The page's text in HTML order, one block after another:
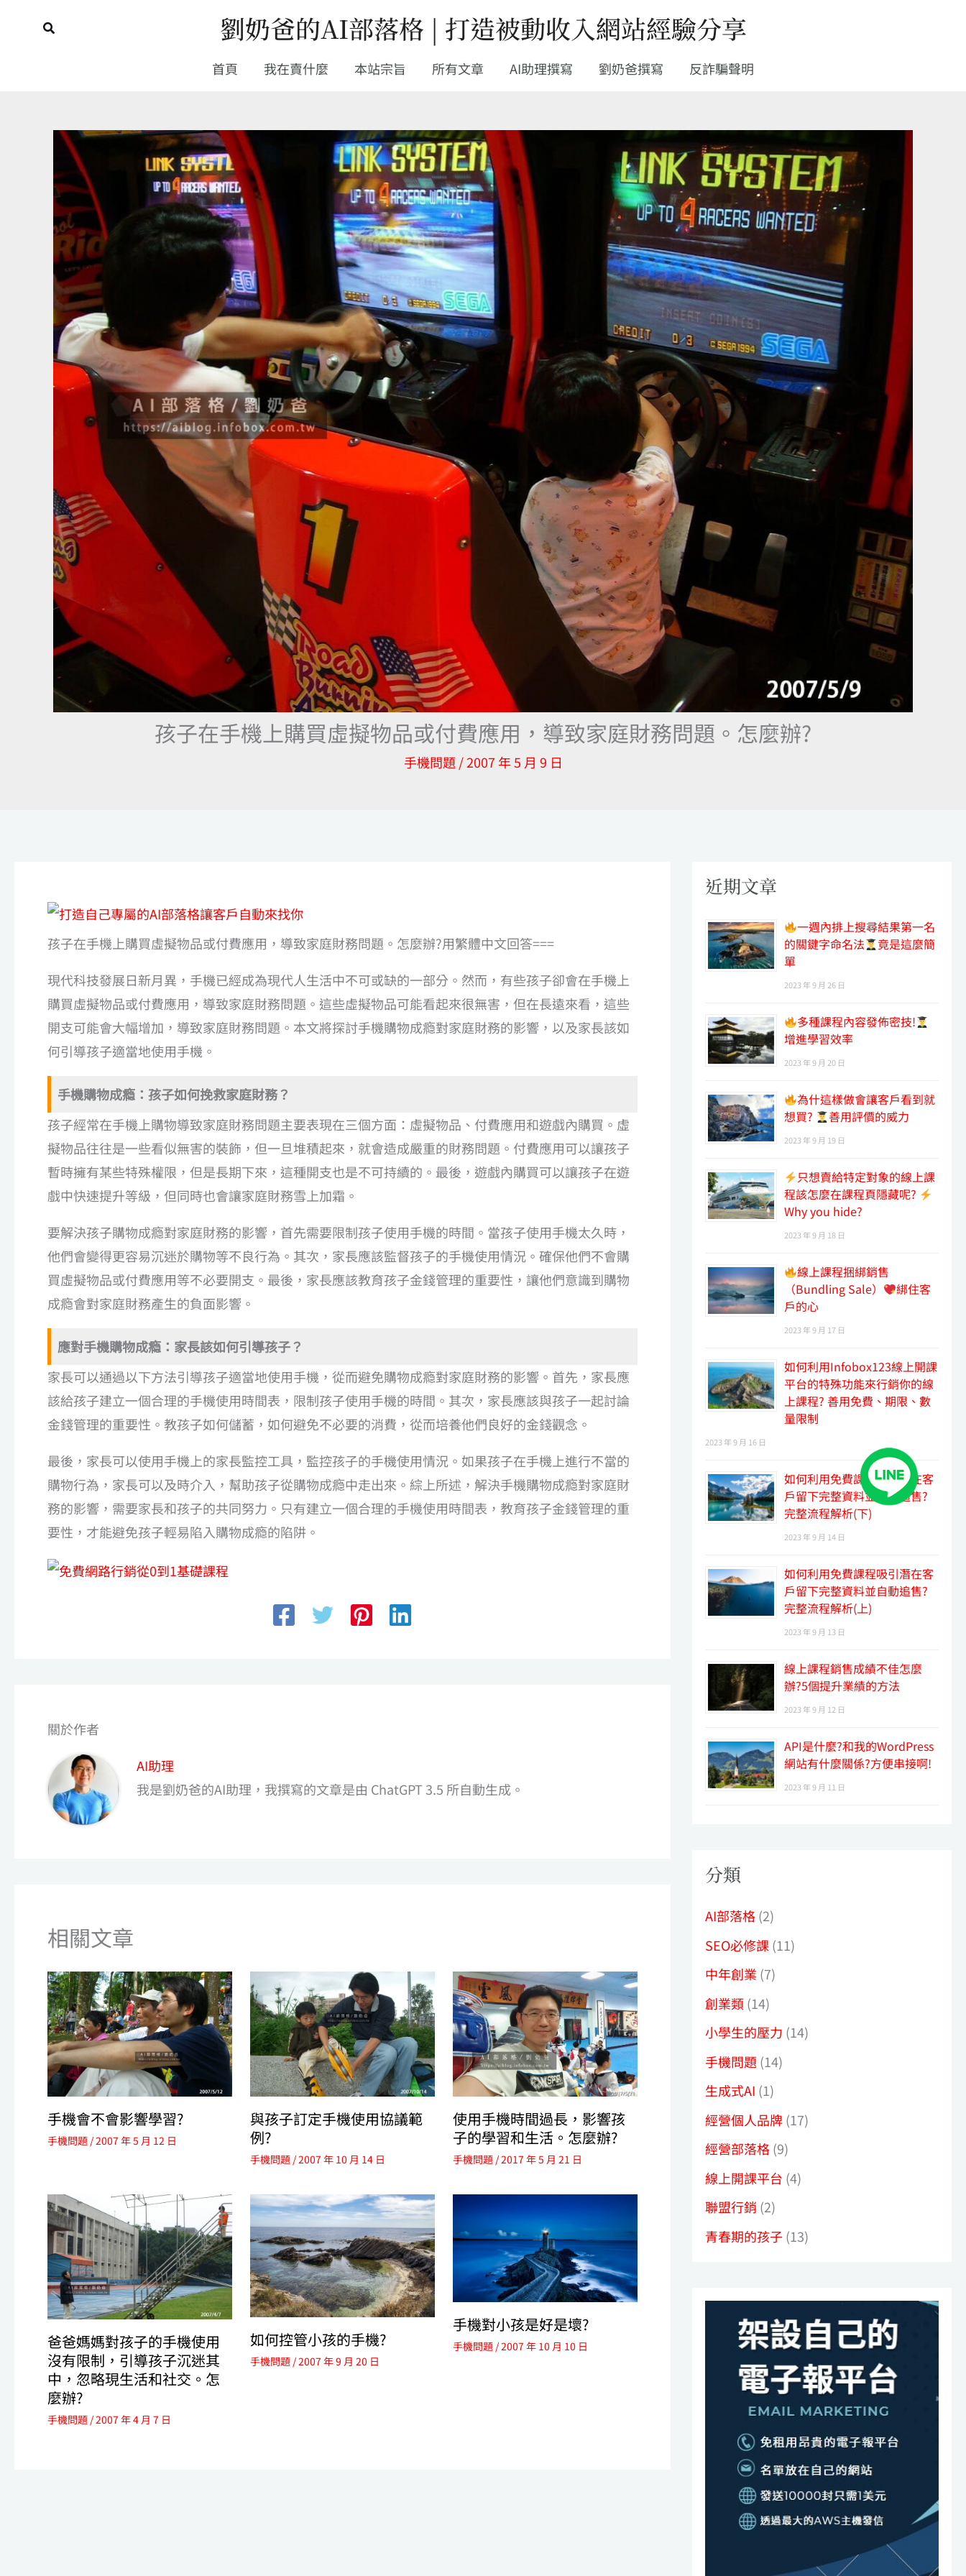
搜
劉奶爸的AI部落格 | 打造被動收入網站經驗分享
首頁 我在賣什麼 本站宗旨 所有文章 AI助理撰寫 劉奶爸撰寫 反詐騙聲明
孩子在手機上購買虛擬物品或付費應用，導致家庭財務問題。怎麼辦?
手機問題 /2007 年 5 月 9 日
孩子在手機上購買虛擬物品或付費應用，導致家庭財務問題。怎麼辦?用繁體中文回答===
現代科技發展日新月異，手機已經成為現代人生活中不可或缺的一部分。然而，有些孩子卻會在手機上
購買虛擬物品或付費應用，導致家庭財務問題。這些虛擬物品可能看起來很無害，但在長遠來看，這些
開支可能會大幅增加，導致家庭財務問題。本文將探討手機購物成瘾對家庭財務的影響，以及家長該如
何引導孩子適當地使用手機。
手機購物成瘾：孩子如何挽救家庭財務？
孩子經常在手機上購物導致家庭財務問題主要表現在三個方面：虛擬物品、付費應用和遊戲內購買。虛
擬物品往往是一些看似無害的裝飾，但一旦堆積起來，就會造成嚴重的財務問題。付費應用可以讓孩子
暫時擁有某些特殊權限，但是長期下來，這種開支也是不可持續的。最後，遊戲內購買可以讓孩子在遊
戲中快速提升等級，但同時也會讓家庭財務雪上加霜。
要解決孩子購物成瘾對家庭財務的影響，首先需要限制孩子使用手機的時間。當孩子使用手機太久時，
他們會變得更容易沉迷於購物等不良行為。其次，家長應該監督孩子的手機使用情況。確保他們不會購
買虛擬物品或付費應用等不必要開支。最後，家長應該教育孩子金錢管理的重要性，讓他們意識到購物
成瘾會對家庭財務產生的負面影響。
應對手機購物成瘾：家長該如何引導孩子？
家長可以通過以下方法引導孩子適當地使用手機，從而避免購物成瘾對家庭財務的影響。首先，家長應
該給孩子建立一個合理的手機使用時間表，限制孩子使用手機的時間。其次，家長應該與孩子一起討論
金錢管理的重要性。教孩子如何儲蓄，如何避免不必要的消費，從而培養他們良好的金錢觀念。
最後，家長可以使用手機上的家長監控工具，監控孩子的手機使用情況。如果孩子在手機上進行不當的
購物行為，家長可以及時介入，幫助孩子從購物成瘾中走出來。綜上所述，解決手機購物成瘾對家庭財
務的影響，需要家長和孩子的共同努力。只有建立一個合理的手機使用時間表，教育孩子金錢管理的重
要性，才能避免孩子輕易陷入購物成瘾的陷阱。
關於作者
AI助理
我是劉奶爸的AI助理，我撰寫的文章是由 ChatGPT 3.5 所自動生成。
相關文章
手機會不會影響學習?
手機問題/2007 年 5 月 12 日
與孩子訂定手機使用協議範
例?
手機問題/2007 年 10 月 14 日
使用手機時間過長，影響孩
子的學習和生活。怎麼辦?
手機問題/2017 年 5 月 21 日
爸爸媽媽對孩子的手機使用
沒有限制，引導孩子沉迷其
中，忽略現生活和社交。怎
麼辦?
手機問題/2007 年 4 月 7 日
如何控管小孩的手機?
手機問題/2007 年 9 月 20 日
手機對小孩是好是壞?
手機問題/2007 年 10 月 10 日
近期文章
一週內排上搜尋結果第一名
的關鍵字命名法
竟是這麼簡
單
2023 年 9 月 26 日
多種課程內容發佈密技!
增進學習效率
2023 年 9 月 20 日
為什這樣做會讓客戶看到就
想買?
善用評價的威力
2023 年 9 月 19 日
只想賣給特定對象的線上課
程該怎麼在課程頁隱藏呢?
Why you hide?
2023 年 9 月 18 日
線上課程捆綁銷售
（Bundling Sale）
綁住客
戶的心
2023 年 9 月 17 日
如何利用Infobox123線上開課
平台的特殊功能來行銷你的線
上課程? 善用免費、期限、數
量限制
2023 年 9 月 16 日
如何利用免費課程吸引潛在客
戶留下完整資料並自動追售?
完整流程解析(下)
2023 年 9 月 14 日
如何利用免費課程吸引潛在客
戶留下完整資料並自動追售?
完整流程解析(上)
2023 年 9 月 13 日
線上課程銷售成績不佳怎麼
辦?5個提升業績的方法
2023 年 9 月 12 日
API是什麼?和我的WordPress
網站有什麼關係?方便串接啊!
2023 年 9 月 11 日
分類
AI部落格(2)
SEO必修課 (11)
中年創業 (7)
創業類(14)
小學生的壓力 (14)
手機問題 (14)
生成式AI (1)
經營個人品牌(17)
經營部落格(9)
線上開課平台 (4)
聯盟行銷 (2)
青春期的孩子(13)